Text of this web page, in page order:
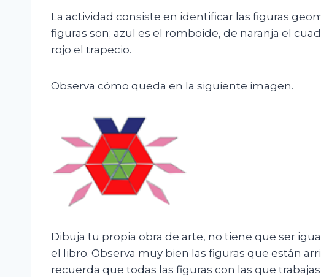
La actividad consiste en identificar las figuras
figuras son; azul es el romboide, de naranja el
rojo el trapecio.
Observa cómo queda en la siguiente imagen.
Dibuja tu propia obra de arte, no tiene que ser
el libro. Observa muy bien las figuras que están
recuerda que todas las figuras con las que